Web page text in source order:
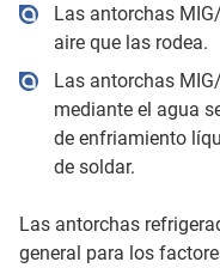
Las antorchas
aire que las rodea.
Las antorchas
mediante el agua
de enfriamiento
de soldar.
Las antorchas
general para los